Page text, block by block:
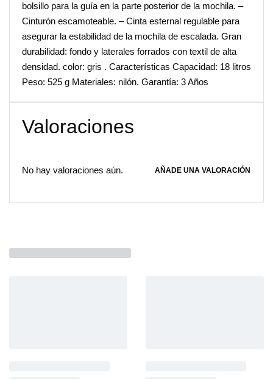
bolsillo para la guía en la parte posterior de la mochila. –
Cinturón escamoteable. – Cinta esternal regulable para
asegurar la estabilidad de la mochila de escalada. Gran
durabilidad: fondo y laterales forrados con textil de alta
densidad. color: gris . Características Capacidad: 18 litros
Peso: 525 g Materiales: nilón. Garantía: 3 Años
Valoraciones
No hay valoraciones aún. AÑADE UNA VALORACIÓN